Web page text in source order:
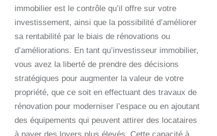
immobilier est le contrôle qu’il offre sur votre
investissement, ainsi que la possibilité d’améliorer
sa rentabilité par le biais de rénovations ou
d’améliorations. En tant qu’investisseur immobilier,
vous avez la liberté de prendre des décisions
stratégiques pour augmenter la valeur de votre
propriété, que ce soit en effectuant des travaux de
rénovation pour moderniser l’espace ou en ajoutant
des équipements qui peuvent attirer des locataires
à payer des loyers plus élevés. Cette capacité à